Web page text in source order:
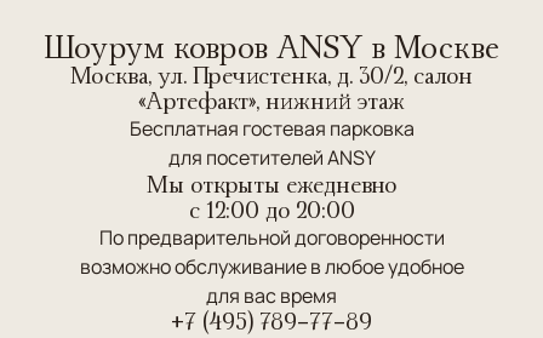
Шоурум ковров ANSY в Москве
Москва, ул. Пречистенка, д. 30/2, салон
«Артефакт», нижний этаж
Бесплатная гостевая парковка
для посетителей ANSY
Мы открыты ежедневно
c 12:00 до 20:00
По предварительной договоренности
возможно обслуживание в любое удобное
для вас время
+7 (495) 789-77-89